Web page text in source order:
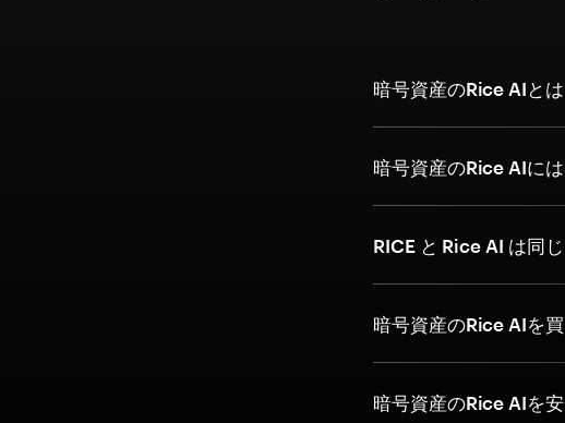
暗号資産のRice AIとは
暗号資産のRice AIに
RICE と Rice AI は同じ
暗号資産のRice AIを
暗号資産のRice AIを